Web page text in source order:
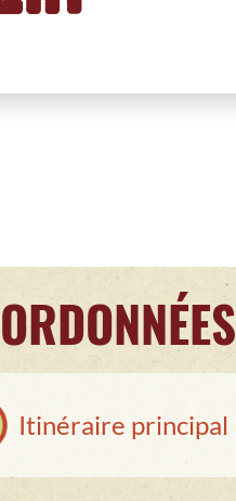
Itinéraire principal